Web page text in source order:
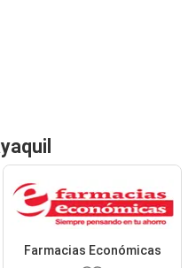
Farmacias Económicas